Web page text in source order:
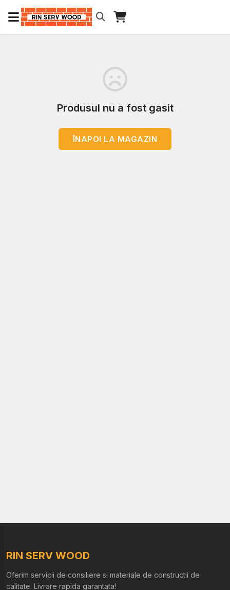
Produsul nu a fost gasit
ÎNAPOI LA MAGAZIN
RIN SERV WOOD
Oferim servicii de consiliere si materiale de constructii de
calitate. Livrare rapida garantata!